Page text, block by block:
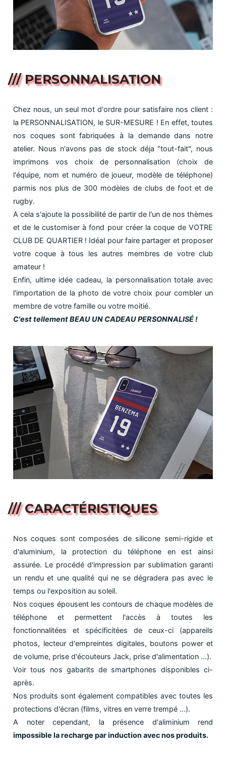
/// PERSONNALISATION
Chez nous, un seul mot d'ordre pour satisfaire nos client :
la PERSONNALISATION, le SUR-MESURE ! En effet, toutes
nos coques sont fabriquées à la demande dans notre
atelier. Nous n'avons pas de stock déja "tout-fait", nous
imprimons vos choix de personnalisation (choix de
l'équipe, nom et numéro de joueur, modèle de téléphone)
parmis nos plus de 300 modèles de clubs de foot et de
rugby.
A cela s'ajoute la possibilité de partir de l'un de nos thèmes
et de le customiser à fond pour créer la coque de VOTRE
CLUB DE QUARTIER ! Idéal pour faire partager et proposer
votre coque à tous les autres membres de votre club
amateur !
Enfin, ultime idée cadeau, la personnalisation totale avec
l'importation de la photo de votre choix pour combler un
membre de votre famille ou votre moitié.
C'est tellement BEAU UN CADEAU PERSONNALISÉ !
/// CARACTÉRISTIQUES
Nos coques sont composées de silicone semi-rigide et
d'aluminium, la protection du téléphone en est ainsi
assurée. Le procédé d'impression par sublimation garanti
un rendu et une qualité qui ne se dégradera pas avec le
temps ou l'exposition au soleil.
Nos coques épousent les contours de chaque modèles de
téléphone et permettent l'accès à toutes les
fonctionnalitées et spécificitées de ceux-ci (appareils
photos, lecteur d'empreintes digitales, boutons power et
de volume, prise d'écouteurs Jack, prise d'alimentation ...).
Voir tous nos gabarits de smartphones disponibles ci-
après.
Nos produits sont également compatibles avec toutes les
protections d'écran (films, vitres en verre trempé ...).
A noter cependant, la présence d'aliminium rend
impossible la recharge par induction avec nos produits.